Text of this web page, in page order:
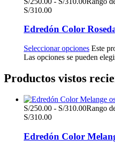
S/310.00
Edredón Color
Seleccionar opciones Este
Las opciones se pueden
Productos vistos
S/250.00 - S/310.00Rango
S/310.00
Edredón Color